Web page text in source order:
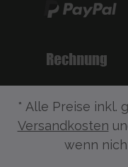
* Alle Preise inkl.
Versandkosten
wenn